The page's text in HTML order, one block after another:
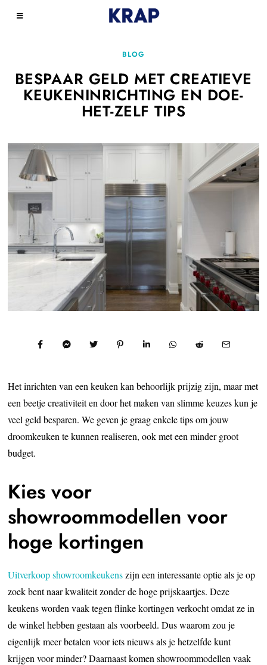
BLOG
BESPAAR GELD MET CREATIEVE
KEUKENINRICHTING EN DOE-
HET-ZELF TIPS
Het inrichten van een keuken kan behoorlijk prijzig zijn, maar met
een beetje creativiteit en door het maken van slimme keuzes kun je
veel geld besparen. We geven je graag enkele tips om jouw
droomkeuken te kunnen realiseren, ook met een minder groot
budget.
Kies voor
showroommodellen voor
hoge kortingen
Uitverkoop showroomkeukenszijn een interessante optie als je op
zoek bent naar kwaliteit zonder de hoge prijskaartjes. Deze
keukens worden vaak tegen flinke kortingen verkocht omdat ze in
de winkel hebben gestaan als voorbeeld. Dus waarom zou je
eigenlijk meer betalen voor iets nieuws als je hetzelfde kunt
krijgen voor minder? Daarnaast komen showroommodellen vaak